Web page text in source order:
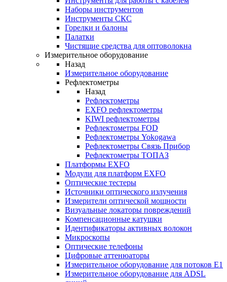
Наборы инструментов
Инструменты СКС
Горелки и балоны
Палатки
Чистящие средства для оптоволокна
Измерительное оборудование
Назад
Измерительное оборудование
Рефлектометры
Назад
Рефлектометры
EXFO рефлектометры
KIWI рефлектометры
Рефлектометры FOD
Рефлектометры Yokogawa
Рефлектометры Связь Прибор
Рефлектометры ТОПАЗ
Платформы EXFO
Модули для платформ EXFO
Оптические тестеры
Источники оптического излучения
Измерители оптической мощности
Визуальные локаторы повреждений
Компенсационные катушки
Идентификаторы активных волокон
Микроскопы
Оптические телефоны
Цифровые аттенюаторы
Измерительное оборудование для потоков Е1
Измерительное оборудование для ADSL